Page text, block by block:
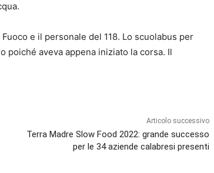
e il personale del 118. Lo scuolabus per
poiché aveva appena iniziato la corsa. Il
Articolo successivo
Terra Madre Slow Food 2022: grande successo
per le 34 aziende calabresi presenti